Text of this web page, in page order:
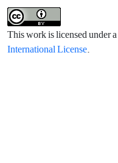
This work is licensed under a
International License.